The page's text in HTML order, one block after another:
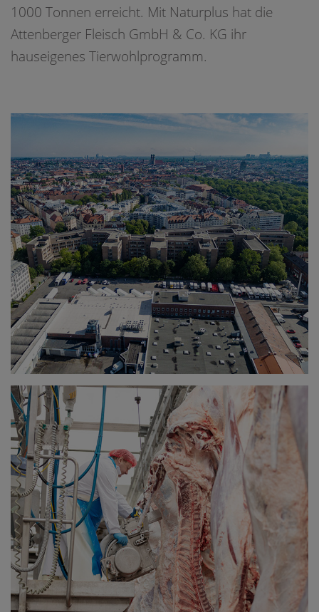
1000 Tonnen erreicht. Mit Naturplus hat die
Attenberger Fleisch GmbH & Co. KG ihr
hauseigenes Tierwohlprogramm.